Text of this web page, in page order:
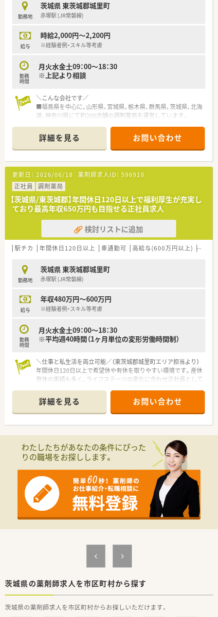
勤務地
茨城県 東茨城郡城里町
赤塚駅 (JR常磐線)
給与
時給2,000円～2,200円
※経験者例・スキル等考慮
勤務
時間
月火水金土09：00～18：30
※上記より相談
＼こんな会社です／
■福島県を中心に、山形県、宮城県、栃木県、群馬県、茨城県、北海
道、神奈川県にて約200店舗の調剤薬局を運営しています。
地域医療・福祉を支えています。
■幅広い医療分野で充実したキャリアが積めます。「地域包括ケ
ア」を重要なテーマとしており、在宅医療や多職種連携にも携わ
れます。
＜フォロー体制◎＞
■会社として、希望休・有給休暇をきちんと取得できる仕組みづ
くりを行っています。
■産休・育休の取得実績多数アリ。結婚に伴う転居に際しても、
退職することなく続けている方が多くいらっしゃいます。
＜研修制度が充実しています＞
■社員全体研修、新入社員研修、フォロー研修、年次毎研修、海外
研修などキャリアに応じて充実の研修制度がございます。
ア志向の方にオススメです。
■認定薬剤師取得を推進しており、取得される場合には会社から
補助が出ます。
詳細を見る お問い合わせ
更新日： 2026/06/18 薬剤師求人ID： 596910
正社員
調剤薬局
【茨城県/東茨城郡】年間休日120日以上で福利厚生が充実し
ており最高年収650万円も目指せる正社員求人
検討リストに追加
駅チカ 年間休日120日以上 車通勤可 高給与(600万円以上) 管理
勤務地
茨城県 東茨城郡城里町
赤塚駅 (JR常磐線)
給与
年収480万円～600万円
※経験者例・スキル等考慮
勤務
時間
月火水金土09：00～18：30
※平均週40時間（1ヶ月単位の変形労働時間制）
＼仕事と私生活を両立可能／（東茨城郡城里町エリア担当より）
年間休日120日以上で希望休や有休を取りやすい環境です。産休
育休の実績も多く、ライフステージの変化に合わせ正社員として
【店舗情報と応需状況について】
■最寄り駅の赤塚駅から車で15分ほどの距離に位置しており、
マイカー通勤ができるため毎日の移動が大変便利です。
■特定のクリニックに加えて在宅業務も実施しており、地域医療
に深く貢献できる多様な応需状況が特徴です。
【募集背景と求める人物像について】
■今回は欠員補充による募集となっており、即戦力として活躍し
ていただける調剤経験者の方を求めています。
■患者様の笑顔が見える丁寧な対応を心がけており、周囲と円滑
なコミュニケーションが取れる方を歓迎します。
■入社時期の相談が可能で
■福島県を基点にグループ全体で全国に200店舗以上の調剤薬
局を展開しており、安定した経営基盤を誇ります。
■地域包括ケアを重要なテーマに掲げており、在宅医療や多職種
連携といった先進的な取り組みを行っています。
詳細を見る お問い合わせ
わたしたちがあなたの条件にぴった
りの職場をお探しします。
茨城県の薬剤師求人を市区町村から探す
茨城県の薬剤師求人を市区町村からお探しいただけます。